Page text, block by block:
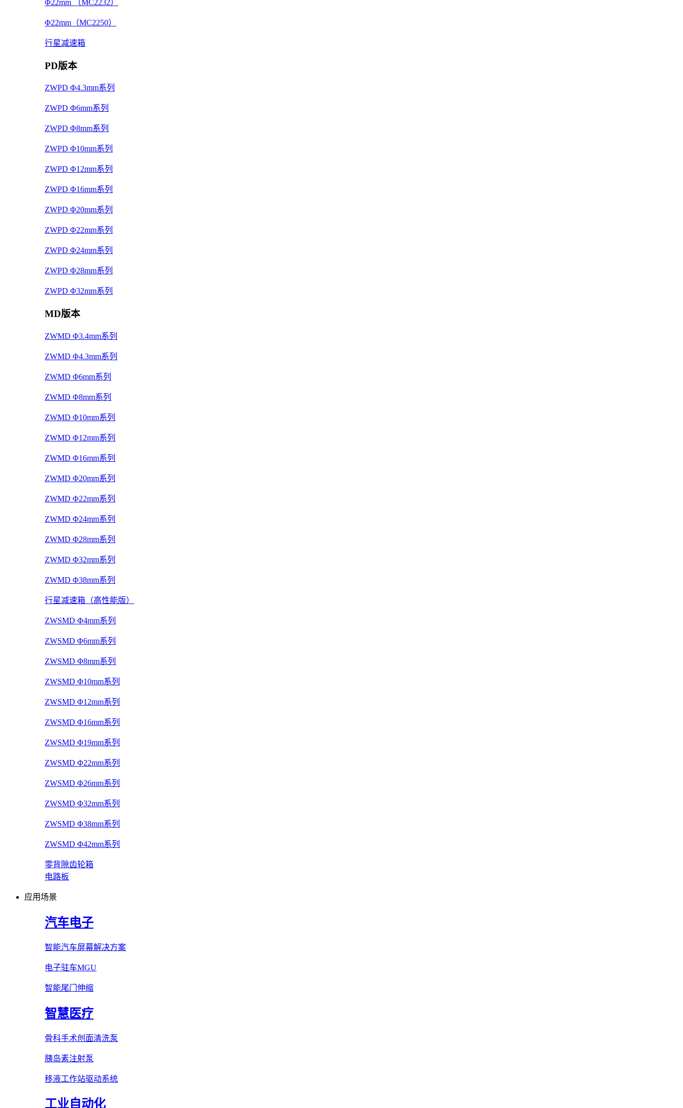
Φ22mm （MC2232）
Φ22mm（MC2250）
行星减速箱
PD版本
ZWPD Φ4.3mm系列
ZWPD Φ6mm系列
ZWPD Φ8mm系列
ZWPD Φ10mm系列
ZWPD Φ12mm系列
ZWPD Φ16mm系列
ZWPD Φ20mm系列
ZWPD Φ22mm系列
ZWPD Φ24mm系列
ZWPD Φ28mm系列
ZWPD Φ32mm系列
MD版本
ZWMD Φ3.4mm系列
ZWMD Φ4.3mm系列
ZWMD Φ6mm系列
ZWMD Φ8mm系列
ZWMD Φ10mm系列
ZWMD Φ12mm系列
ZWMD Φ16mm系列
ZWMD Φ20mm系列
ZWMD Φ22mm系列
ZWMD Φ24mm系列
ZWMD Φ28mm系列
ZWMD Φ32mm系列
ZWMD Φ38mm系列
行星减速箱（高性能版）
ZWSMD Φ4mm系列
ZWSMD Φ6mm系列
ZWSMD Φ8mm系列
ZWSMD Φ10mm系列
ZWSMD Φ12mm系列
ZWSMD Φ16mm系列
ZWSMD Φ19mm系列
ZWSMD Φ22mm系列
ZWSMD Φ26mm系列
ZWSMD Φ32mm系列
ZWSMD Φ38mm系列
ZWSMD Φ42mm系列
零背隙齿轮箱
电路板
应用场景
汽车电子
智能汽车屏幕解决方案
电子驻车MGU
智能尾门伸缩
智慧医疗
骨科手术创面清洗泵
胰岛素注射泵
移液工作站驱动系统
工业自动化